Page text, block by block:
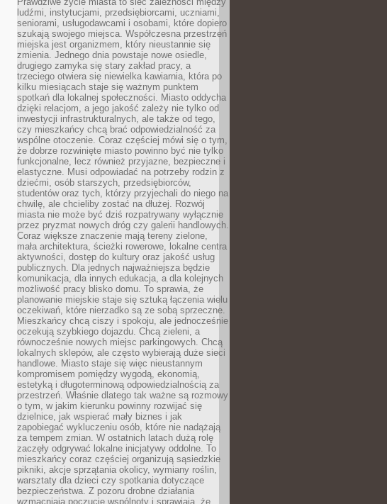
ludźmi, instytucjami, przedsiębiorcami, uczniami,
seniorami, usługodawcami i osobami, które dopiero
szukają swojego miejsca. Współczesna przestrzeń
miejska jest organizmem, który nieustannie się
zmienia. Jednego dnia powstaje nowe osiedle,
drugiego zamyka się stary zakład pracy, a
trzeciego otwiera się niewielka kawiarnia, która po
kilku miesiącach staje się ważnym punktem
spotkań dla lokalnej społeczności. Miasto oddycha
dzięki relacjom, a jego jakość zależy nie tylko od
inwestycji infrastrukturalnych, ale także od tego,
czy mieszkańcy chcą brać odpowiedzialność za
wspólne otoczenie. Coraz częściej mówi się o tym,
że dobrze rozwinięte miasto powinno być nie tylko
funkcjonalne, lecz również przyjazne, bezpieczne i
elastyczne. Musi odpowiadać na potrzeby rodzin z
dziećmi, osób starszych, przedsiębiorców,
studentów oraz tych, którzy przyjechali do niego na
chwilę, ale chcieliby zostać na dłużej. Rozwój
miasta nie może być dziś rozpatrywany wyłącznie
przez pryzmat nowych dróg czy galerii handlowych.
Coraz większe znaczenie mają tereny zielone,
mała architektura, ścieżki rowerowe, lokalne centra
aktywności, dostęp do kultury oraz jakość usług
publicznych. Dla jednych najważniejsza będzie
komunikacja, dla innych edukacja, a dla kolejnych
możliwość pracy blisko domu. To sprawia, że
planowanie miejskie staje się sztuką łączenia wielu
oczekiwań, które nierzadko są ze sobą sprzeczne.
Mieszkańcy chcą ciszy i spokoju, ale jednocześnie
oczekują szybkiego dojazdu. Chcą zieleni, a
równocześnie nowych miejsc parkingowych. Chcą
lokalnych sklepów, ale często wybierają duże sieci
handlowe. Miasto staje się więc nieustannym
kompromisem pomiędzy wygodą, ekonomią,
estetyką i długoterminową odpowiedzialnością za
przestrzeń. Właśnie dlatego tak ważne są rozmowy
o tym, w jakim kierunku powinny rozwijać się
dzielnice, jak wspierać mały biznes i jak
zapobiegać wykluczeniu osób, które nie nadążają
za tempem zmian. W ostatnich latach dużą rolę
zaczęły odgrywać lokalne inicjatywy oddolne. To
mieszkańcy coraz częściej organizują sąsiedzkie
pikniki, akcje sprzątania okolicy, wymiany roślin,
warsztaty dla dzieci czy spotkania dotyczące
bezpieczeństwa. Z pozoru drobne działania
wzmacniają poczucie wspólnoty i sprawiają, że